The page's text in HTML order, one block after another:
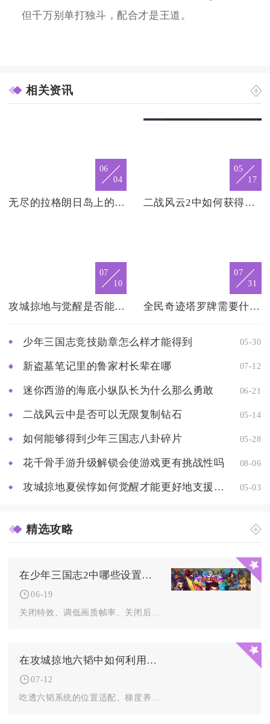
但千万别单打独斗，配合才是王道。
相关资讯
06
04
无尽的拉格朗日岛上的哪个地方人口相对较少
05
17
二战风云2中如何获得独特的虎王
07
10
攻城掠地与觉醒是否能够融合
07
31
全民奇迹塔罗牌需要什么条件
少年三国志竞技勋章怎么样才能得到 05-30
新盗墓笔记里的鲁家村长辈在哪 07-12
迷你西游的海底小纵队长为什么那么勇敢 06-21
二战风云中是否可以无限复制钻石 05-14
如何能够得到少年三国志八卦碎片 05-28
花千骨手游升级解锁会使游戏更有挑战性吗 08-06
攻城掠地夏侯惇如何觉醒才能更好地支援队友 05-03
精选攻略
在少年三国志2中哪些设置能够提高游戏速度
06-19
在攻城掠地六韬中如何利用玩法优势
07-12